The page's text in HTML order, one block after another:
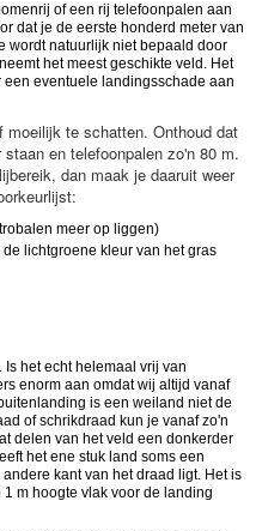
of een rij telefoonpalen aan
dat je de eerste honderd meter van
wordt natuurlijk niet bepaald door
het meest geschikte veld. Het
eventuele landingsschade aan
moeilijk te schatten. Onthoud dat
en telefoonpalen zo'n 80 m.
dan maak je daaruit weer
meer op liggen)
lichtgroene kleur van het gras
het echt helemaal vrij van
enorm aan omdat wij altijd vanaf
is een weiland niet de
of schrikdraad kun je vanaf zo'n
delen van het veld een donkerder
het ene stuk land soms een
kant van het draad ligt. Het is
m hoogte vlak voor de landing